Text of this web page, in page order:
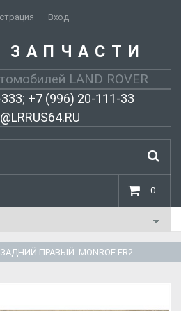
Вход
ЗАПЧАСТИ
LAND ROVER
+7 (996) 20-111-33
0
ПРАВЫЙ. MONROE FR2